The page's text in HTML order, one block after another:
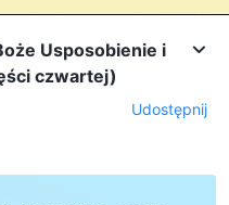
Usposobienie i
czwartej)
Udostępnij